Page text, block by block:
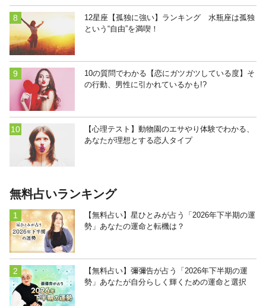
12星座【孤独に強い】ランキング 水瓶座は孤独
という“自由”を満喫！
10の質問でわかる【恋にガツガツしている度】そ
の行動、男性に引かれているかも!?
【心理テスト】動物園のエサやり体験でわかる、
あなたが理想とする恋人タイプ
無料占いランキング
【無料占い】星ひとみが占う「2026年下半期の運
勢」あなたの運命と転機は？
【無料占い】彌彌告が占う「2026年下半期の運
勢」あなたが自分らしく輝くための運命と選択